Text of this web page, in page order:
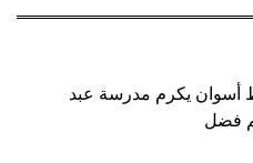
أسوان يكرم مدرسة عبد
فضل